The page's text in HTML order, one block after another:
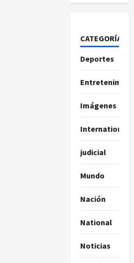
CATEGORÍAS
Deportes
Imágenes
International
judicial
Mundo
Nación
National
Noticias